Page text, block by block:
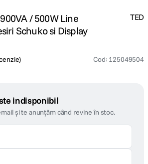
/ 500W Line
Schuko si Display
) Cod: 125049504
TED
indisponibil
și te anunțăm când revine în stoc.